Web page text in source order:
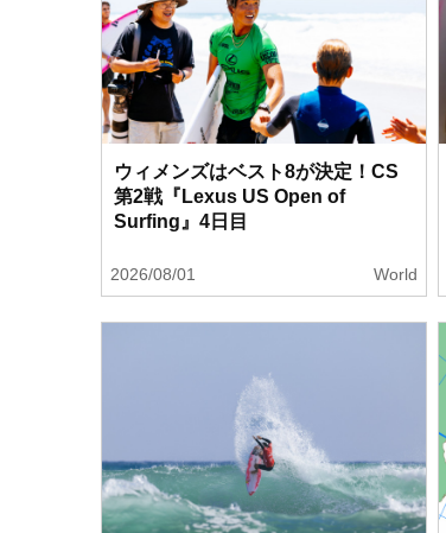
ウィメンズはベスト8が決定！CS
第2戦『Lexus US Open of
Surfing』4日目
2026/08/01 World